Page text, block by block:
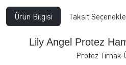
Ürün Bilgisi Taksit
Lily Angel Protez
Protez Tırnak